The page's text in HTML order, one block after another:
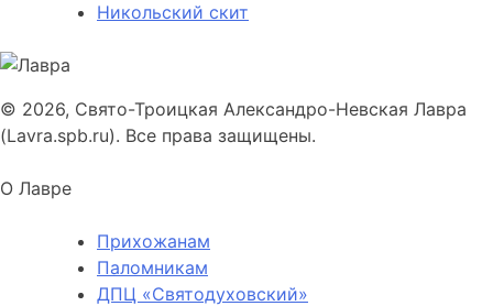
Никольский скит
© 2026, Свято-Троицкая Александро-Невская Лавра
(Lavra.spb.ru). Все права защищены.
О Лавре
Прихожанам
Паломникам
ДПЦ «Святодуховский»